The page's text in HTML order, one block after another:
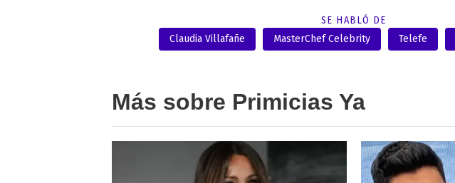
SE HABLÓ DE
Claudia Villafañe
MasterChef Celebrity Telefe
Más sobre Primicias Ya